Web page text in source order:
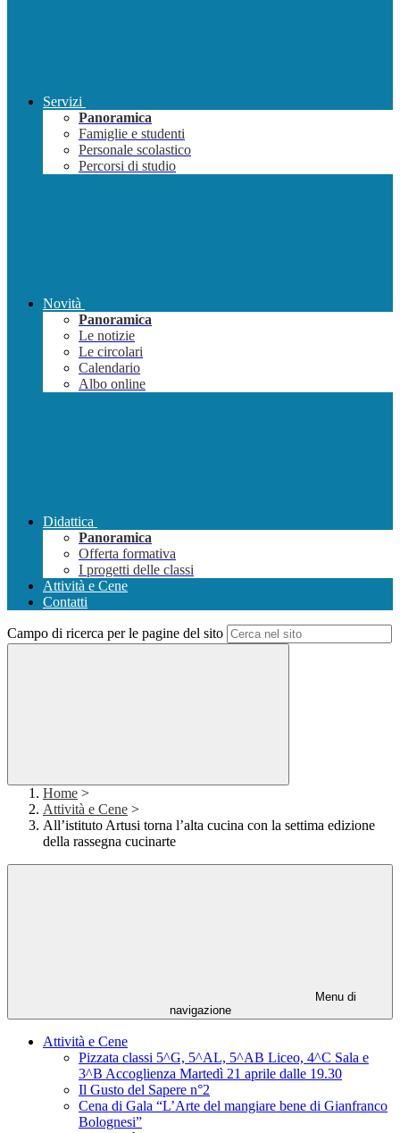
Servizi
Panoramica
Famiglie e studenti
Personale scolastico
Percorsi di studio
Novità
Panoramica
Le notizie
Le circolari
Calendario
Albo online
Didattica
Panoramica
Offerta formativa
I progetti delle classi
Attività e Cene
Contatti
Campo di ricerca per le pagine del sito
Home >
Attività e Cene >
All’istituto Artusi torna l’alta cucina con la settima edizione
della rassegna cucinarte
Menu di
navigazione
Attività e Cene
Pizzata classi 5^G, 5^AL, 5^AB Liceo, 4^C Sala e
3^B Accoglienza Martedì 21 aprile dalle 19.30
Il Gusto del Sapere n°2
Cena di Gala “L’Arte del mangiare bene di Gianfranco
Bolognesi”